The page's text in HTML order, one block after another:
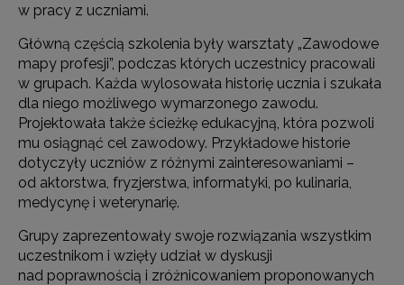
w pracy z uczniami.
Główną częścią szkolenia były warsztaty „Zawodowe
mapy profesji”, podczas których uczestnicy pracowali
w grupach. Każda wylosowała historię ucznia i szukała
dla niego możliwego wymarzonego zawodu.
Projektowała także ścieżkę edukacyjną, która pozwoli
mu osiągnąć cel zawodowy. Przykładowe historie
dotyczyły uczniów z różnymi zainteresowaniami –
od aktorstwa, fryzjerstwa, informatyki, po kulinaria,
medycynę i weterynarię.
Grupy zaprezentowały swoje rozwiązania wszystkim
uczestnikom i wzięły udział w dyskusji
nad poprawnością i zróżnicowaniem proponowanych